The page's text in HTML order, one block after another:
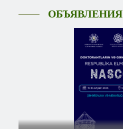
ОБЪЯВЛЕНИЯ